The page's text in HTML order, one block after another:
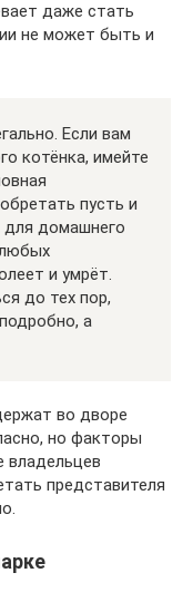
даже стать
не может быть и
Если вам
котёнка, имейте
пусть и
для домашнего
и умрёт.
до тех пор,
а
во дворе
но факторы
владельцев
представителя